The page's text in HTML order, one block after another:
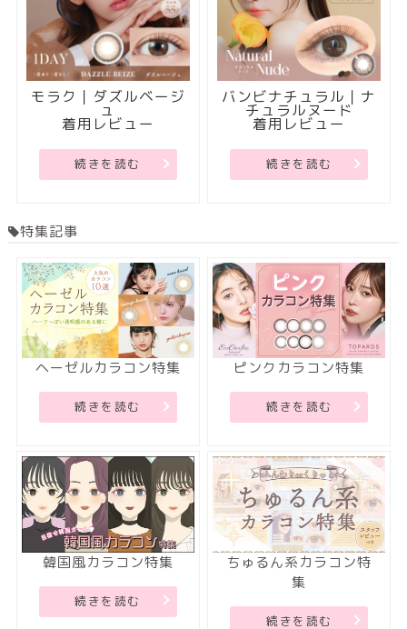
モラク｜ダズルベージ
ュ
着用レビュー
続きを読む
バンビナチュラル｜ナ
チュラルヌード
着用レビュー
続きを読む
特集記事
ヘーゼルカラコン特集
続きを読む
ピンクカラコン特集
続きを読む
韓国風カラコン特集
続きを読む
ちゅるん系カラコン特
集
続きを読む